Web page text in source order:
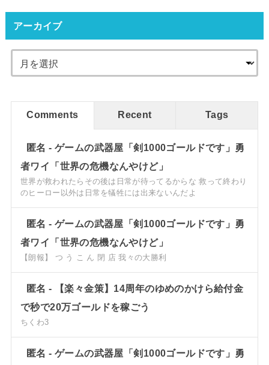
アーカイブ
Comments Recent Tags
匿名- ゲームの武器屋「剣1000ゴールドです」勇
者ワイ「世界の危機なんやけど」
世界が救われたらその後は日常が待ってるからな 救って終わり
のヒーロー以外は日常を犠牲には出来ないんだよ
匿名- ゲームの武器屋「剣1000ゴールドです」勇
者ワイ「世界の危機なんやけど」
【朗報】 つ う こ ん 閉 店 我々の大勝利
匿名-
【楽々金策】14周年のゆめのかけら給付金
で秒で20万ゴールドを稼ごう
ちくわ3
匿名- ゲームの武器屋「剣1000ゴールドです」勇